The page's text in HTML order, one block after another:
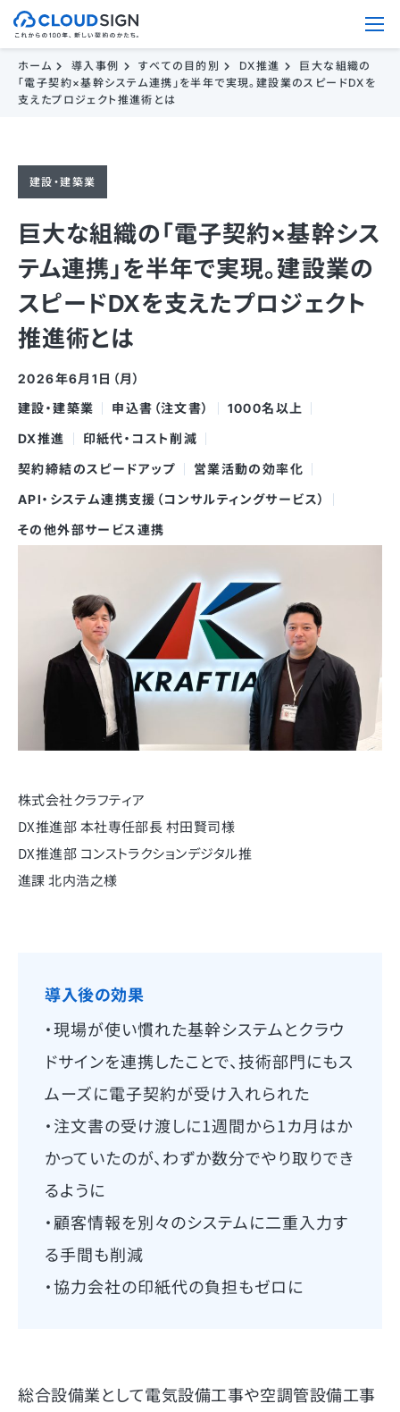
ホーム 導入事例 すべての目的別 DX推進
巨大な組織の
「電子契約×基幹システム連携」を半年で実現。建設業のスピードDXを
支えたプロジェクト推進術とは
建設・建築業
巨大な組織の「電子契約×基幹シス
テム連携」を半年で実現。建設業の
スピードDXを支えたプロジェクト
推進術とは
2026年6月1日（月）
建設・建築業
申込書（注文書）
1000名以上
DX推進
印紙代・コスト削減
契約締結のスピードアップ
営業活動の効率化
API・システム連携支援（コンサルティングサービス）
その他外部サービス連携
株式会社クラフティア
DX推進部 本社専任部長 村田賢司様
DX推進部 コンストラクションデジタル推
進課 北内浩之様
導入後の効果
・現場が使い慣れた基幹システムとクラウ
ドサインを連携したことで、技術部門にもス
ムーズに電子契約が受け入れられた
・注文書の受け渡しに1週間から1カ月はか
かっていたのが、わずか数分でやり取りでき
るように
・顧客情報を別々のシステムに二重入力す
る手間も削減
・協力会社の印紙代の負担もゼロに
総合設備業として電気設備工事や空調管設備工事